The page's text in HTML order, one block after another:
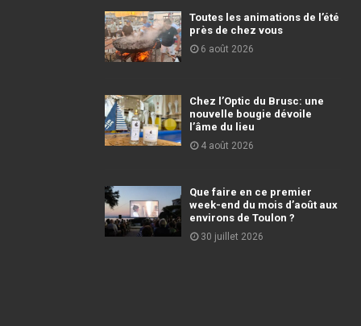
Toutes les animations de l’été
près de chez vous
6 août 2026
Chez l’Optic du Brusc: une
nouvelle bougie dévoile
l’âme du lieu
4 août 2026
Que faire en ce premier
week-end du mois d’août aux
environs de Toulon ?
30 juillet 2026